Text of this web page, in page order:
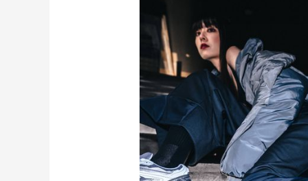
收热门双肩包
这里有货！Jellycat 草莓蛋糕包
Bloomingdale's